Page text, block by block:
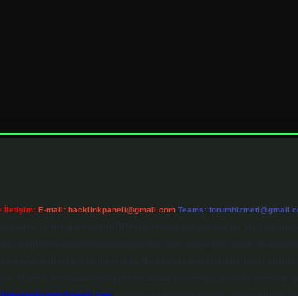
İletişim: E-mail: backlinkpaneli@gmail.com Teams:
ve İletişim Kurumu (BTK) tarafından onaylanmış bir Yer